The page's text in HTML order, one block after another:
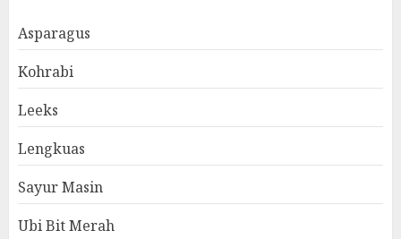
Asparagus
Kohrabi
Leeks
Lengkuas
Sayur Masin
Ubi Bit Merah